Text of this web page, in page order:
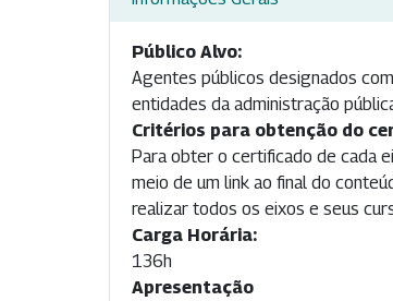
Público Alvo:
Agentes públicos designados
entidades da administração
Critérios para obtenção do
Para obter o certificado de cada
meio de um link ao final do
realizar todos os eixos e seus
Carga Horária:
136h
Apresentação